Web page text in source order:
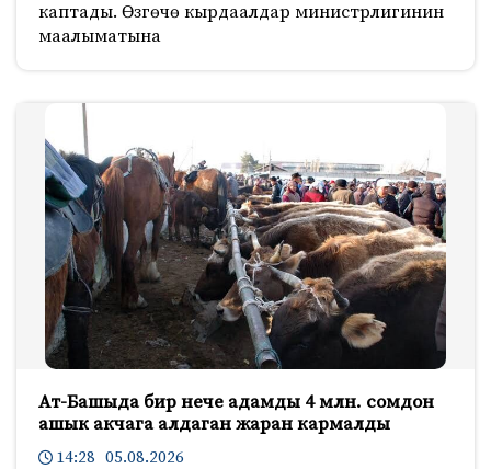
каптады. Өзгөчө кырдаалдар министрлигинин
маалыматына
Ат-Башыда бир нече адамды 4 млн. сомдон
ашык акчага алдаган жаран кармалды
14:28 05.08.2026